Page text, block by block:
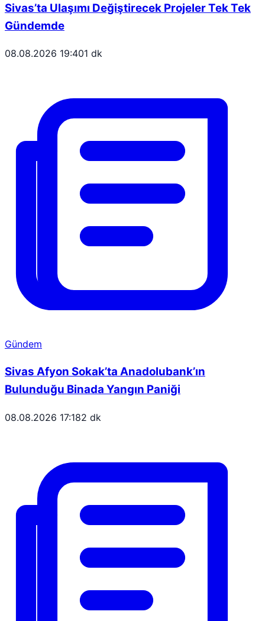
Sivas’ta Ulaşımı Değiştirecek Projeler Tek Tek
Gündemde
08.08.2026 19:401 dk
Gündem
Sivas Afyon Sokak’ta Anadolubank’ın
Bulunduğu Binada Yangın Paniği
08.08.2026 17:182 dk